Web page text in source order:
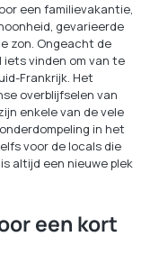
een familievakantie,
gevarieerde
zon. Ongeacht de
vinden om van te
Frankrijk. Het
overblijfselen van
enkele van de vele
in het
voor de locals die
altijd een nieuwe plek
een kort